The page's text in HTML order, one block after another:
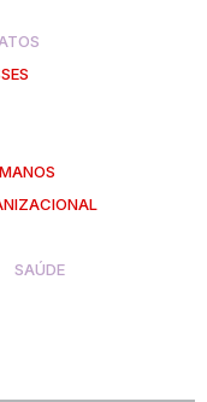
SAÚDE